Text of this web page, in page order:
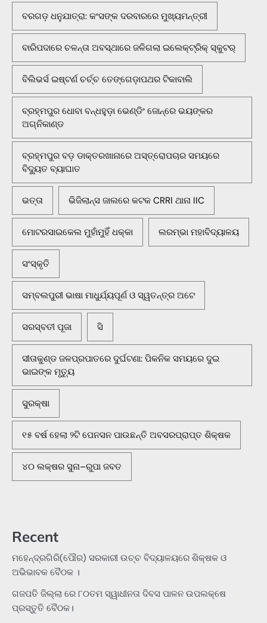
ବରଗଡ଼ ଧନୁଯାତ୍ରା: କଂସଙ୍କ ଦରବାରରେ ମୁଖ୍ୟମନ୍ତ୍ରୀ
ବାରିପଦାରେ ଚଳନ୍ତା ଅବସ୍ଥାରେ ଜଳିଗଲା ଇଲେକ୍ଟ୍ରିକ୍ ସ୍କୁଟର୍
ବିଲିଭର୍ସ ଇଷ୍ଟର୍ଣ ଚର୍ଚ୍ଚ ତେଙ୍ଗେଡ଼ାପଥର ଟିକାବାଲି
ବ୍ରହ୍ମପୁର ଧୋବା ବନ୍ଧହୁଡ଼ା ଭେଣ୍ଡିଂ ଜୋନ୍‌ରେ ଭୟଙ୍କର
ଅଗ୍ନିକାଣ୍ଡ
ବ୍ରହ୍ମପୁର ବଡ଼ ଡାକ୍ତରଖାନାରେ ଅସ୍ତ୍ରୋପଚାର ସମୟରେ
ବିଦ୍ୟୁତ ବ୍ୟାଘାତ
ଭତ୍ତା ଭିଜିଲାନ୍ସ ଜାଲରେ କଟକ CRRI ଥାନା IIC
ମୋଟରସାଇକେଲ ମୁହାଁମୁହିଁ ଧକ୍କା ଲରମ୍ଭା ମହାବିଦ୍ୟାଳୟ
ସଂସ୍କୃତି
ସମ୍ବଲପୁରୀ ଭାଷା ମାଧୁର୍ଯ୍ୟପୂର୍ଣ ଓ ସ୍ୱତନ୍ତ୍ର ଅଟେ
ସରସ୍ବତୀ ପୂଜା ସି
ସୀତାକୁଣ୍ଡ ଜଳପ୍ରପାତରେ ଦୁର୍ଘଟଣା: ପିକନିକ ସମୟରେ ଦୁଇ
ଭାଇଙ୍କ ମୃତ୍ୟୁ
ସୁରକ୍ଷା
୧୫ ବର୍ଷ ହେଲା ୨ଟି ପେନସନ ପାଉଛନ୍ତି ଅବସରପ୍ରାପ୍ତ ଶିକ୍ଷକ
୪୦ ଲକ୍ଷର ସୁନା–ରୁପା ଜବତ
Recent
ମହେନ୍ଦ୍ରଗିରି(ପୌର) ସରକାରୀ ଉଚ୍ଚ ବିଦ୍ୟାଳୟରେ ଶିକ୍ଷକ ଓ
ଅଭିଭାବକ ବୈଠକ ।
ଗଜପତି ଜିଲ୍ଲା ରେ ୮୦ତମ ସ୍ୱାଧୀନତା ଦିବସ ପାଳନ ଉପଲକ୍ଷେ
ପ୍ରସ୍ତୁତି ବୈଠକ।